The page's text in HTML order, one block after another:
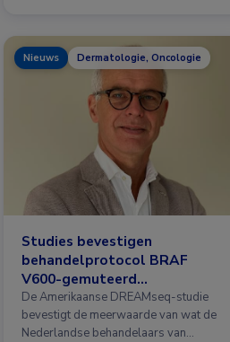
Nieuws Dermatologie, Oncologie
Studies bevestigen
behandelprotocol BRAF
V600-gemuteerd
gemetastaseerd melanoom
De Amerikaanse DREAMseq-studie
bevestigt de meerwaarde van wat de
Nederlandse behandelaars van